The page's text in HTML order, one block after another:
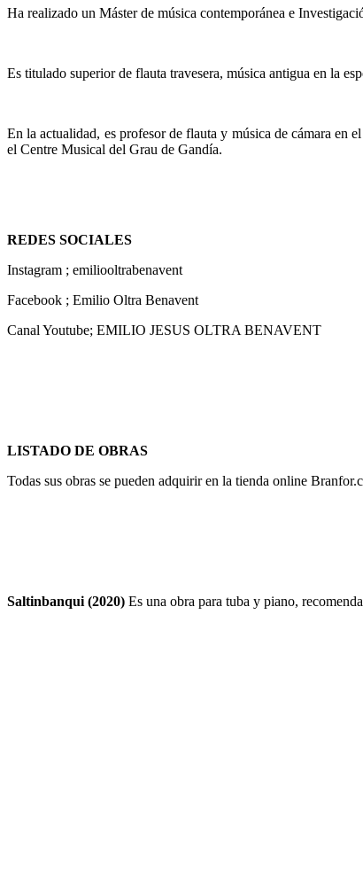
Ha realizado un Máster de música contemporánea e
Es titulado superior de flauta travesera, música antigua en la
En la actualidad, es profesor de flauta y música de cámara en
el Centre Musical del Grau de Gandía.
REDES SOCIALES
Instagram ; emiliooltrabenavent
Facebook ; Emilio Oltra Benavent
Canal Youtube; EMILIO JESUS OLTRA BENAVENT
LISTADO DE OBRAS
Todas sus obras se pueden adquirir en la tienda online
Saltinbanqui (2020) Es una obra para tuba y piano,